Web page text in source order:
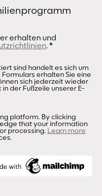
.*
sind handelt es sich um
erhalten Sie eine
sich jederzeit wieder
der Fußzeile unserer E-
platform. By clicking
that your information
processing. Learn more